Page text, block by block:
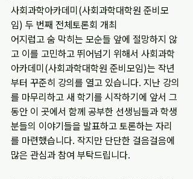
사회과학아카데미(사회과학대학원 준비모
임) 두 번째 전체토론회 개최
어지럽고 숨 막히는 모순들 앞에 절망하지 않
고 이를 고민하고 뛰어넘기 위해서 사회과학
아카데미(사회과학대학원 준비모임)는 작년
부터 꾸준히 강의를 열고 있습니다. 지난 강의
를 마무리하고 새 학기를 시작하기에 앞서 그
동안 이 곳에서 함께 공부한 선생님들과 학생
분들의 이야기들을 발표하고 토론하는 자리
를 마련했습니다. 작지만 단단한 걸음걸음에
많은 관심과 참여 부탁드립니다.